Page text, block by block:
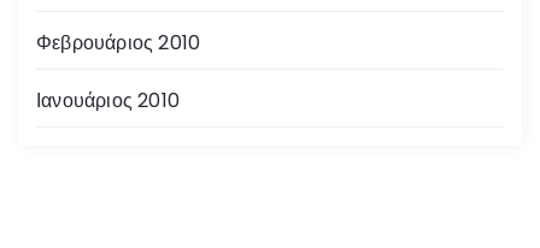
Φεβρουάριος 2010
Ιανουάριος 2010